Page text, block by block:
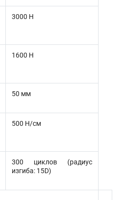
3000 Н
1600 Н
50 мм
500 Н/см
300 циклов (радиус
изгиба: 15D)